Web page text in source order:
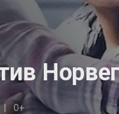
0+